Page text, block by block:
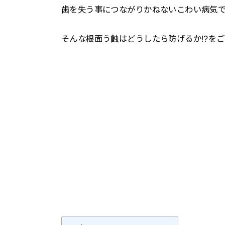
歯を失う事につながりかねないこわい病気で
そんな根面う蝕はどうしたら防げるか!?をご